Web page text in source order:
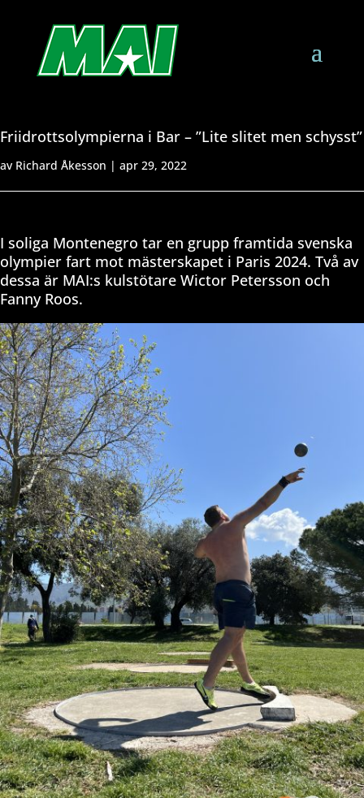
Friidrottsolympierna i Bar – ”Lite slitet men schysst”
av Richard Åkesson | apr 29, 2022
I soliga Montenegro tar en grupp framtida svenska
olympier fart mot mästerskapet i Paris 2024. Två av
dessa är MAI:s kulstötare Wictor Petersson och
Fanny Roos.